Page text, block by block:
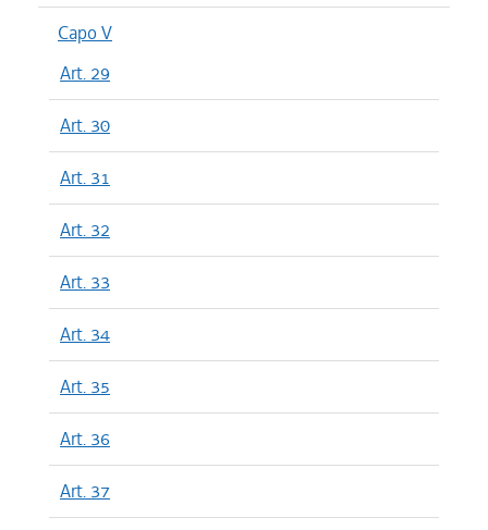
Capo V
Art. 29
Art. 30
Art. 31
Art. 32
Art. 33
Art. 34
Art. 35
Art. 36
Art. 37